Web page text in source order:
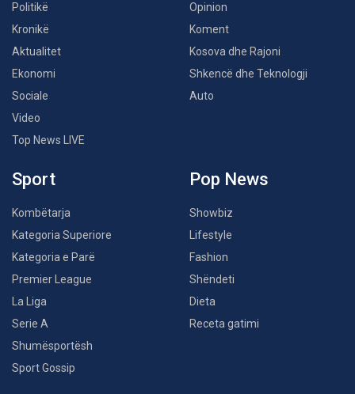
Politikë
Kronikë
Aktualitet
Ekonomi
Sociale
Video
Top News LIVE
Opinion
Koment
Kosova dhe Rajoni
Shkencë dhe Teknologji
Auto
Sport
Kombëtarja
Kategoria Superiore
Kategoria e Parë
Premier League
La Liga
Serie A
Shumësportësh
Sport Gossip
Pop News
Showbiz
Lifestyle
Fashion
Shëndeti
Dieta
Receta gatimi